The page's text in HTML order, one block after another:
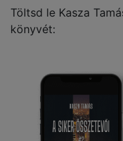
Töltsd le Kasza
könyvét: